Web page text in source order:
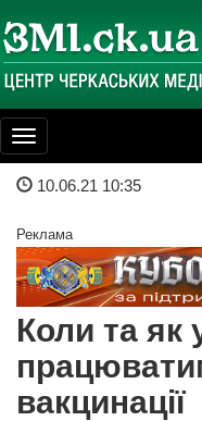
Toggle
navigation
10.06.21 10:35
Реклама
Коли та як
вакцинації